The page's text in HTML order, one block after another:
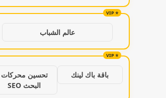
عالم الشباب
باقة باك لينك
تحسين محركات
البحث SEO